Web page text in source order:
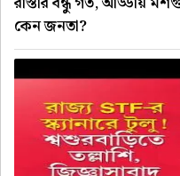
কেন জনতা?